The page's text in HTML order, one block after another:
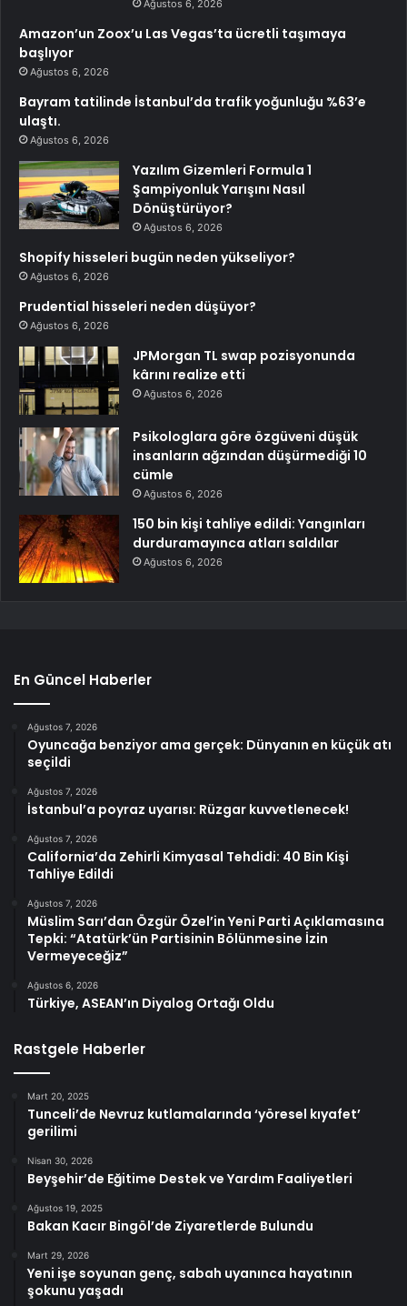
Ağustos 6, 2026
Amazon’un Zoox’u Las Vegas’ta ücretli taşımaya
başlıyor
Ağustos 6, 2026
Bayram tatilinde İstanbul’da trafik yoğunluğu %63’e
ulaştı.
Ağustos 6, 2026
Yazılım Gizemleri Formula 1
Şampiyonluk Yarışını Nasıl
Dönüştürüyor?
Ağustos 6, 2026
Shopify hisseleri bugün neden yükseliyor?
Ağustos 6, 2026
Prudential hisseleri neden düşüyor?
Ağustos 6, 2026
JPMorgan TL swap pozisyonunda
kârını realize etti
Ağustos 6, 2026
Psikologlara göre özgüveni düşük
insanların ağzından düşürmediği 10
cümle
Ağustos 6, 2026
150 bin kişi tahliye edildi: Yangınları
durduramayınca atları saldılar
Ağustos 6, 2026
En Güncel Haberler
Ağustos 7, 2026
Oyuncağa benziyor ama gerçek: Dünyanın en küçük atı
seçildi
Ağustos 7, 2026
İstanbul’a poyraz uyarısı: Rüzgar kuvvetlenecek!
Ağustos 7, 2026
California’da Zehirli Kimyasal Tehdidi: 40 Bin Kişi
Tahliye Edildi
Ağustos 7, 2026
Müslim Sarı’dan Özgür Özel’in Yeni Parti Açıklamasına
Tepki: “Atatürk’ün Partisinin Bölünmesine İzin
Vermeyeceğiz”
Ağustos 6, 2026
Türkiye, ASEAN’ın Diyalog Ortağı Oldu
Rastgele Haberler
Mart 20, 2025
Tunceli’de Nevruz kutlamalarında ‘yöresel kıyafet’
gerilimi
Nisan 30, 2026
Beyşehir’de Eğitime Destek ve Yardım Faaliyetleri
Ağustos 19, 2025
Bakan Kacır Bingöl’de Ziyaretlerde Bulundu
Mart 29, 2026
Yeni işe soyunan genç, sabah uyanınca hayatının
şokunu yaşadı